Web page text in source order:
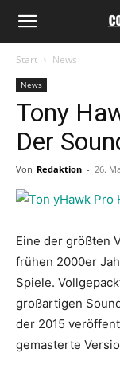
Start News
News
Tony
Der
Von Redaktion - 26.
Eine der größten
frühen 2000er
Spiele.
großartigen
der 2015
gemasterte